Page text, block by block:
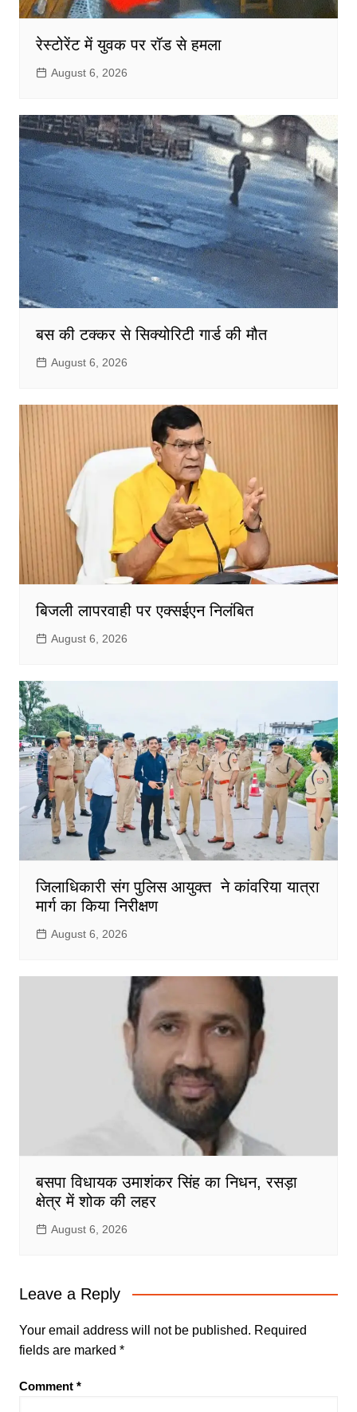
रेस्टोरेंट में युवक पर रॉड से हमला
August 6, 2026
बस की टक्कर से सिक्योरिटी गार्ड की मौत
August 6, 2026
बिजली लापरवाही पर एक्सईएन निलंबित
August 6, 2026
जिलाधिकारी संग पुलिस आयुक्त ने कांवरिया यात्रा
मार्ग का किया निरीक्षण
August 6, 2026
बसपा विधायक उमाशंकर सिंह का निधन, रसड़ा
क्षेत्र में शोक की लहर
August 6, 2026
Leave a Reply
Your email address will not be published. Required
fields are marked *
Comment *